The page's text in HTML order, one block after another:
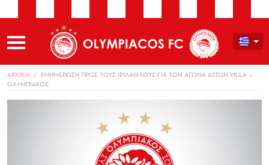
ΑΡΧΙΚΗ
ΕΝΗΜΕΡΩΣΗ ΠΡΟΣ ΤΟΥΣ ΦΙΛΑΘΛΟΥΣ ΓΙΑ ΤΟΝ ΑΓΩΝΑ ASTON VILLA –
ΟΛΥΜΠΙΑΚΟΣ